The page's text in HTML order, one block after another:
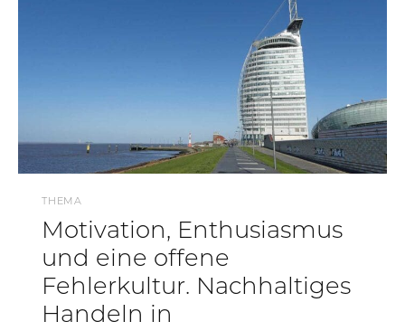
THEMA
Motivation, Enthusiasmus
und eine offene
Fehlerkultur. Nachhaltiges
Handeln in